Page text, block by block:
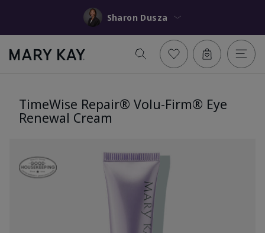
Sharon Dusza
TimeWise Repair® Volu-Firm® Eye
Renewal Cream